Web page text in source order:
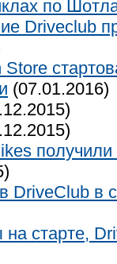
по
Driveclub
(07.01.2016)
получили
DriveClub
старте,